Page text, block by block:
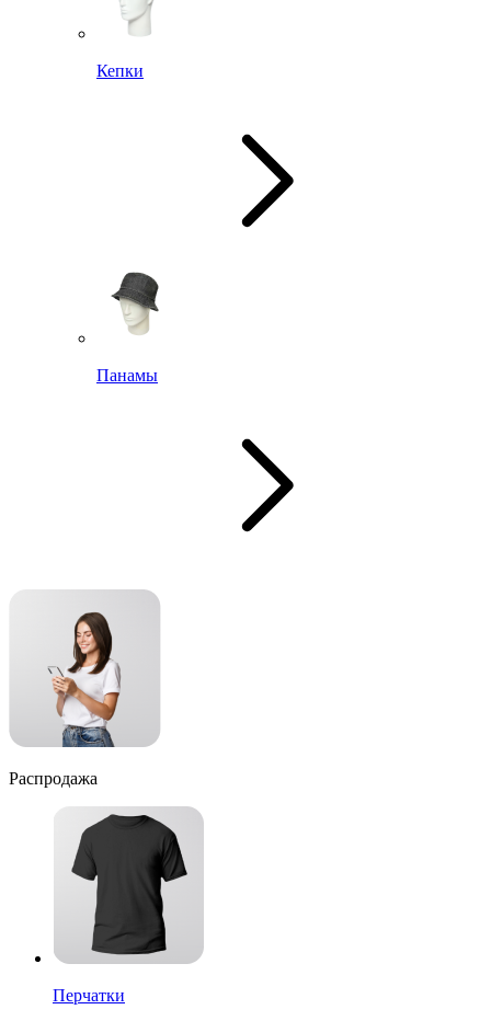
Кепки
Панамы
Распродажа
Перчатки